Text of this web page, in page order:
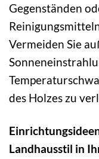
Gegenständen
Vermeiden Sie
des Holzes zu
Landhausstil in